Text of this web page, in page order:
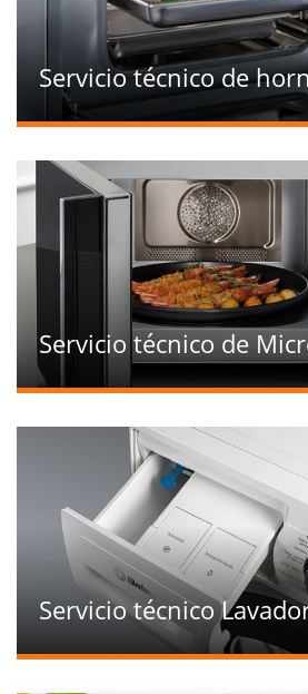
Servicio técnico de
Servicio técnico de
Servicio técnico